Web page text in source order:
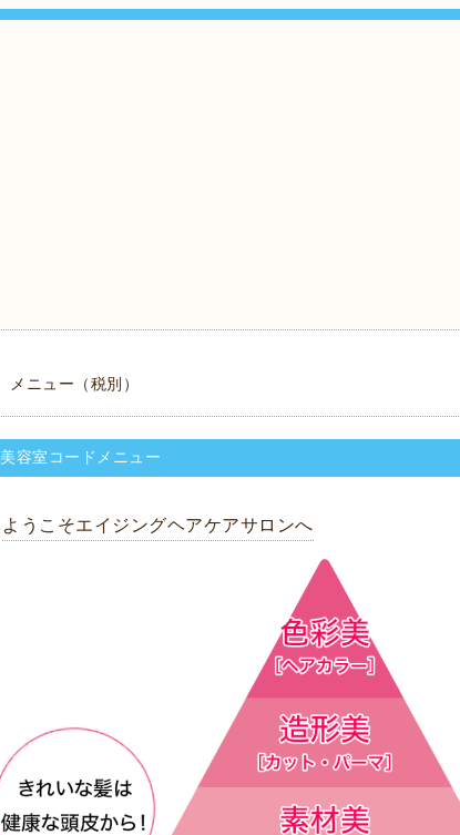
メニュー（税別）
美容室コードメニュー
ようこそエイジングヘアケアサロンへ